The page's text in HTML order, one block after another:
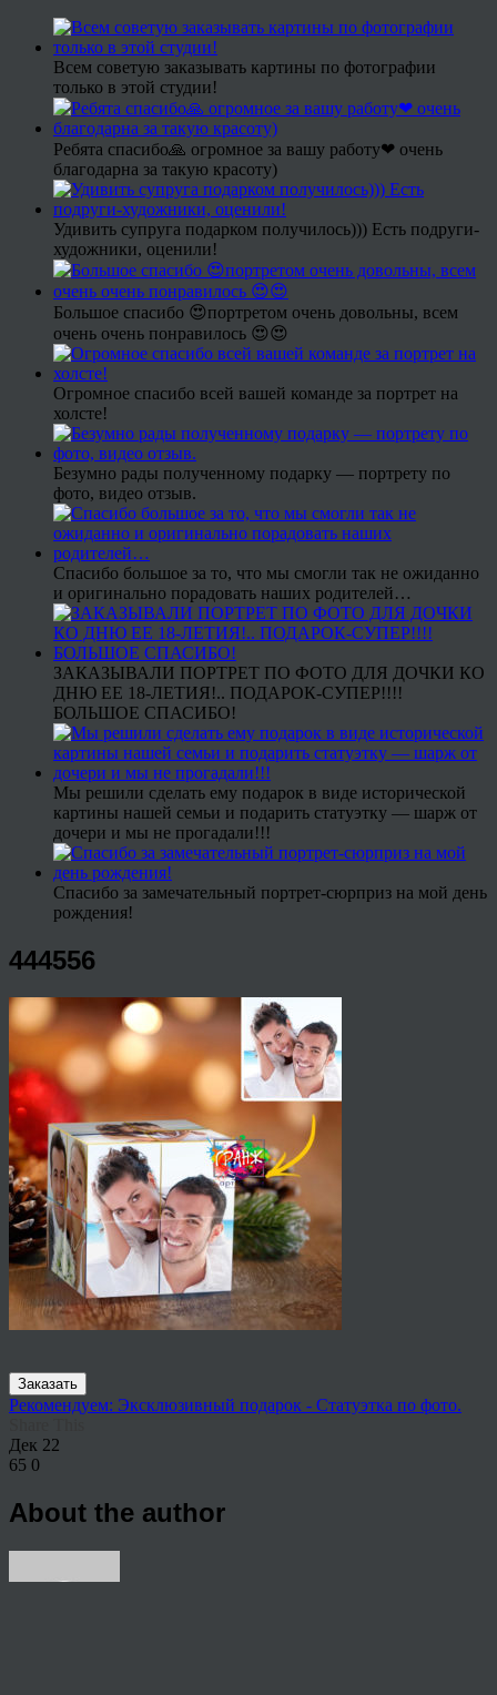
Всем советую заказывать картины по фотографии
только в этой студии!
Ребята спасибо🙏 огромное за вашу работу❤ очень
благодарна за такую красоту)
Удивить супруга подарком получилось))) Есть подруги-
художники, оценили!
Большое спасибо 😍портретом очень довольны, всем
очень очень понравилось 😍😍
Огромное спасибо всей вашей команде за портрет на
холсте!
Безумно рады полученному подарку — портрету по
фото, видео отзыв.
Спасибо большое за то, что мы смогли так не ожиданно
и оригинально порадовать наших родителей…
ЗАКАЗЫВАЛИ ПОРТРЕТ ПО ФОТО ДЛЯ ДОЧКИ КО
ДНЮ ЕЕ 18-ЛЕТИЯ!.. ПОДАРОК-СУПЕР!!!!
БОЛЬШОЕ СПАСИБО!
Мы решили сделать ему подарок в виде исторической
картины нашей семьи и подарить статуэтку — шарж от
дочери и мы не прогадали!!!
Спасибо за замечательный портрет-сюрприз на мой день
рождения!
444556
Заказать
Рекомендуем: Эксклюзивный подарок - Статуэтка по фото.
Дек 22
65 0
About the author